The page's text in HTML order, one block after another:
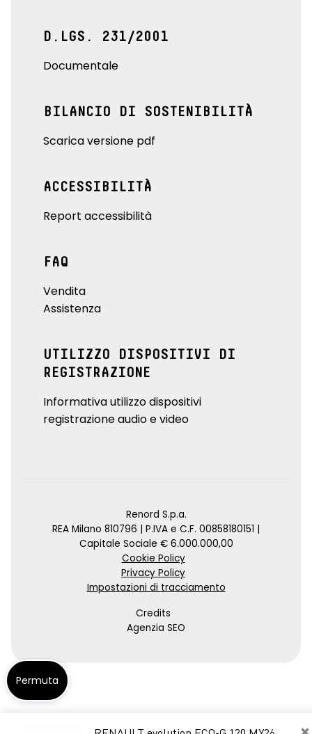
D.LGS. 231/2001
Documentale
BILANCIO DI SOSTENIBILITÀ
Scarica versione pdf
ACCESSIBILITÀ
Report accessibilità
FAQ
Vendita
Assistenza
UTILIZZO DISPOSITIVI DI
REGISTRAZIONE
Informativa utilizzo dispositivi
registrazione audio e video
Renord S.p.a.
REA Milano 810796 | P.IVA e C.F. 00858180151 |
Capitale Sociale € 6.000.000,00
Cookie Policy
Privacy Policy
Impostazioni di tracciamento
Credits
Agenzia SEO
Permuta